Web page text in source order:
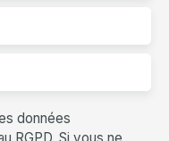
données